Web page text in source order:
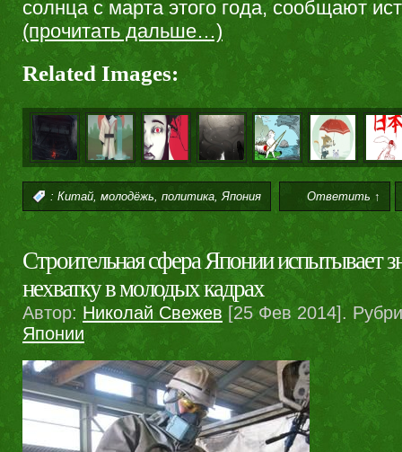
солнца с марта этого года, сообщают
(прочитать дальше…)
Related Images:
: Китай, молодёжь, политика,Япония Ответить ↑
Строительная сфера Японии испытывает
нехватку в молодых кадрах
Автор: Николай Свежев [25 Фев 2014].
Японии